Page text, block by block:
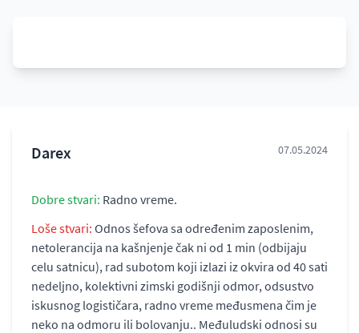
Darex 07.05.2024
Dobre stvari: Radno vreme.
Loše stvari: Odnos šefova sa određenim zaposlenim,
netolerancija na kašnjenje čak ni od 1 min (odbijaju
celu satnicu), rad subotom koji izlazi iz okvira od 40 sati
nedeljno, kolektivni zimski godišnji odmor, odsustvo
iskusnog logističara, radno vreme međusmena čim je
neko na odmoru ili bolovanju.. Međuludski odnosi su